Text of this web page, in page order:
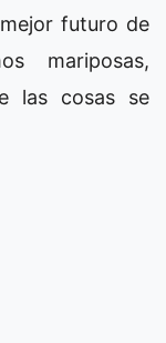
futuro de
mariposas,
las cosas se